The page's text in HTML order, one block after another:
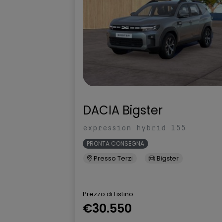
Intelligent emergency braking con
junction assist & pedestrian
cycling recognition (Frenata
automatica d'emergenza con
riconoscimento pedoni/ciclisti e
funzione di assistenza agli
Intelligent
Warning
anteriore)
Interruttore avviamento motore Kit di
Lane side support: Lane
Departure & Blind Spot Warning &
Intervention (Intervento cambio
corsia involontario, Intervento
Luci diurne Led
NissanConnect da 12,3"
DACIA Bigster
expression hybrid 155
PRONTA CONSEGNA
Presso Terzi Bigster
Prezzo di Listino
€30.550